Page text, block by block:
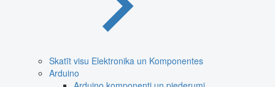
Skatīt visu Elektronika un Komponentes
Arduino